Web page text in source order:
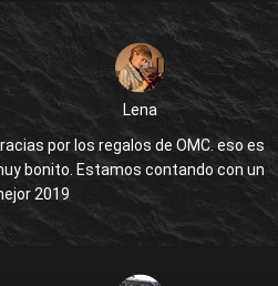
Lena
por los regalos de OMC. eso es
Estamos contando con un
2019